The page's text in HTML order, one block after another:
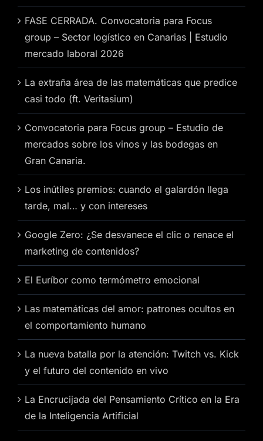
FASE CERRADA. Convocatoria para Focus
group – Sector logístico en Canarias | Estudio
mercado laboral 2026
La extraña área de las matemáticas que predice
casi todo (ft. Veritasium)
Convocatoria para Focus group – Estudio de
mercados sobre los vinos y las bodegas en
Gran Canaria.
Los inútiles premios: cuando el galardón llega
tarde, mal… y con intereses
Google Zero: ¿Se desvanece el clic o renace el
marketing de contenidos?
El Euríbor como termómetro emocional
Las matemáticas del amor: patrones ocultos en
el comportamiento humano
La nueva batalla por la atención: Twitch vs. Kick
y el futuro del contenido en vivo
La Encrucijada del Pensamiento Crítico en la Era
de la Inteligencia Artificial